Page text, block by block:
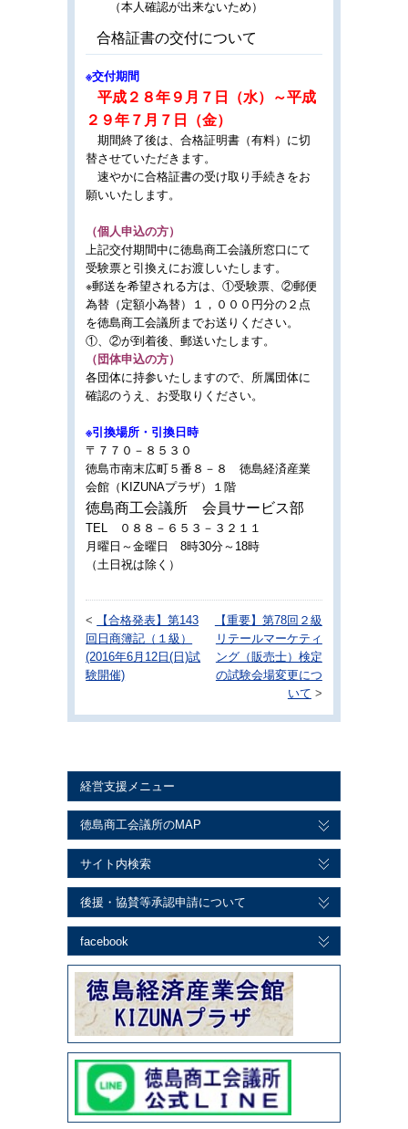
（本人確認が出来ないため）
合格証書の交付について
※交付期間
平成２８年９月７日（水）～平成
２９年７月７日（金）
期間終了後は、合格証明書（有料）に切
替させていただきます。
速やかに合格証書の受け取り手続きをお
願いいたします。
（個人申込の方）
上記交付期間中に徳島商工会議所窓口にて
受験票と引換えにお渡しいたします。
※郵送を希望される方は、①受験票、②郵便
為替（定額小為替）１，０００円分の２点
を徳島商工会議所までお送りください。
①、②が到着後、郵送いたします。
（団体申込の方）
各団体に持参いたしますので、所属団体に
確認のうえ、お受取りください。
※引換場所・引換日時
〒７７０－８５３０
徳島市南末広町５番８－８徳島経済産業
会館（KIZUNAプラザ）１階
徳島商工会議所 会員サービス部
TEL ０８８－６５３－３２１１
月曜日～金曜日 8時30分～18時
（土日祝は除く）
<
【合格発表】第143
回日商簿記（１級）
(2016年6月12日(日)試
験開催)
【重要】第78回２級
リテールマーケティ
ング（販売士）検定
の試験会場変更につ
いて >
経営支援メニュー
徳島商工会議所のMAP
サイト内検索
後援・協賛等承認申請について
facebook